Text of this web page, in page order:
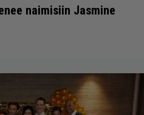
naimisiin Jasmine